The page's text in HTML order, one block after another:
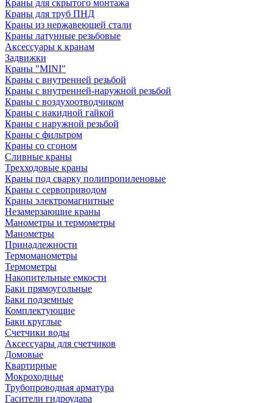
Краны для скрытого монтажа
Краны для труб ПНД
Краны из нержавеющей стали
Краны латунные резьбовые
Аксессуары к кранам
Задвижки
Краны "MINI"
Краны с внутренней резьбой
Краны с внутренней-наружной резьбой
Краны с воздухоотводчиком
Краны с накидной гайкой
Краны с наружной резьбой
Краны с фильтром
Краны со сгоном
Сливные краны
Трехходовые краны
Краны под сварку полипропиленовые
Краны с сервоприводом
Краны электромагнитные
Незамерзающие краны
Манометры и термометры
Манометры
Принадлежности
Термоманометры
Термометры
Накопительные емкости
Баки прямоугольные
Баки подземные
Комплектующие
Баки круглые
Счетчики воды
Аксессуары для счетчиков
Домовые
Квартирные
Мокроходные
Трубопроводная арматура
Гасители гидроудара